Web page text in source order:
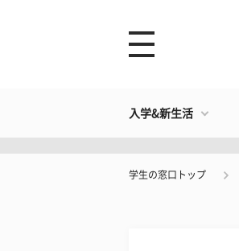
入学&新生活
学生の窓口トップ